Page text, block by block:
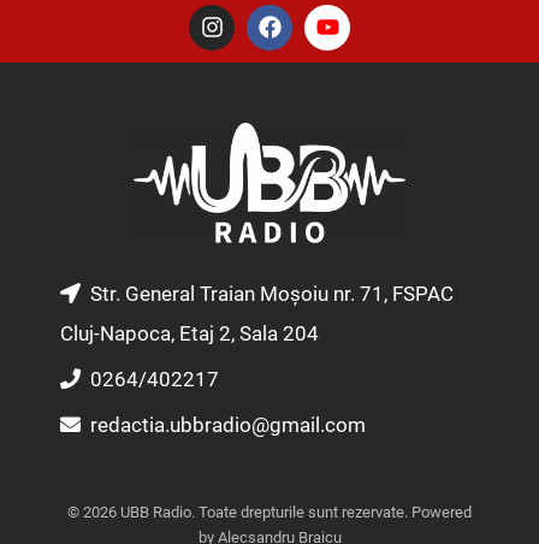
I
n
s
m
F
a
c
o
k
Y
o
u
e
Str. General Traian Moșoiu nr. 71, FSPAC
Cluj-Napoca, Etaj 2, Sala 204
0264/402217
redactia.ubbradio@gmail.com
© 2026 UBB Radio. Toate drepturile sunt rezervate. Powered
by Alecsandru Braicu